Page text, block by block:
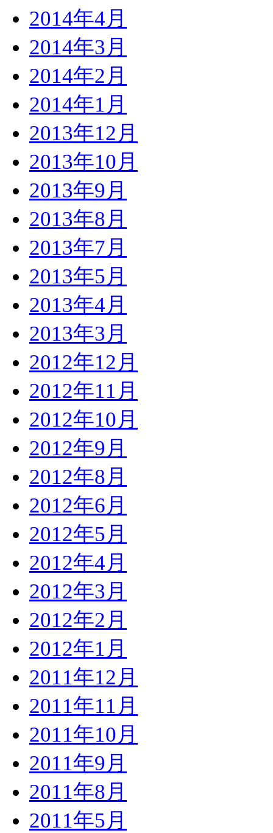
2014年4月
2014年3月
2014年2月
2014年1月
2013年12月
2013年10月
2013年9月
2013年8月
2013年7月
2013年5月
2013年4月
2013年3月
2012年12月
2012年11月
2012年10月
2012年9月
2012年8月
2012年6月
2012年5月
2012年4月
2012年3月
2012年2月
2012年1月
2011年12月
2011年11月
2011年10月
2011年9月
2011年8月
2011年5月